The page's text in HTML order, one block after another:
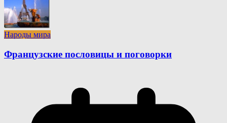
Народы мира
Французские пословицы и поговорки